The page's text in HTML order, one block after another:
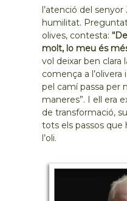
l’atenció del senyor
humilitat.
olives, contesta:
molt, lo meu és
vol deixar ben clara
comença a l’olivera
pel camí passa per
maneres”. I ell era
de transformació,
tots els passos que
l’oli.